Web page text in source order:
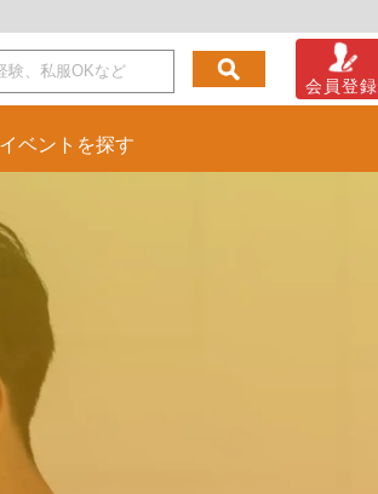
会員登録
イベント を探す
。
。